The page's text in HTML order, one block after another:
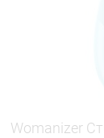
Womanizer